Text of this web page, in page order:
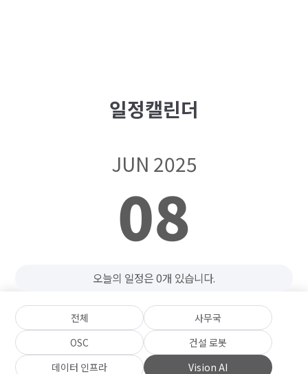
일정캘린더
JUN 2025
08
오늘의 일정은 0개 있습니다.
전체
사무국
OSC
건설 로봇
데이터 인프라
Vision AI